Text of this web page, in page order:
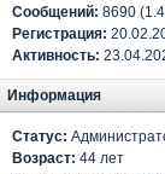
Сообщений: 8690
Регистрация:
Активность:
Информация
Статус:
Возраст: 44 лет